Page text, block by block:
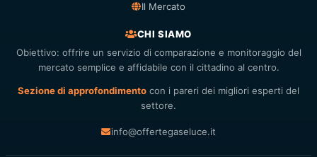
Il Mercato
CHI SIAMO
Obiettivo: offrire un servizio di comparazione e monitoraggio del
mercato semplice e affidabile con il cittadino al centro.
Sezione di approfondimento con i pareri dei migliori esperti del
settore.
info@offertegaseluce.it